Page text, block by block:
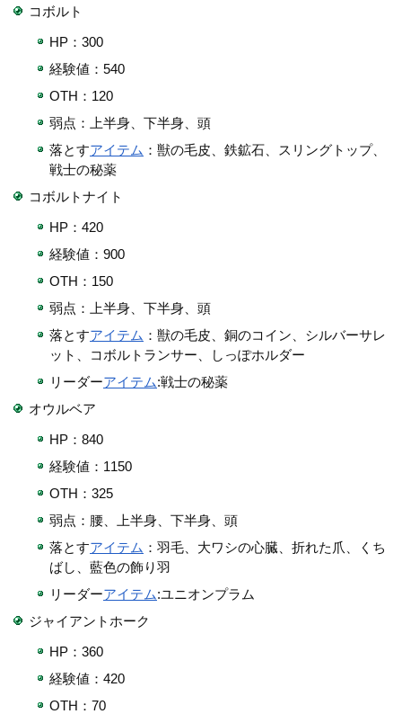
コボルト
HP：300
経験値：540
OTH：120
弱点：上半身、下半身、頭
落とすアイテム ：獣の毛皮、鉄鉱石、スリングトップ、
戦士の秘薬
コボルトナイト
HP：420
経験値：900
OTH：150
弱点：上半身、下半身、頭
落とすアイテム ：獣の毛皮、銅のコイン、シルバーサレ
ット、コボルトランサー、しっぽホルダー
リーダーアイテム:戦士の秘薬
オウルベア
HP：840
経験値：1150
OTH：325
弱点：腰、上半身、下半身、頭
落とすアイテム ：羽毛、大ワシの心臓、折れた爪、くち
ばし、藍色の飾り羽
リーダーアイテム:ユニオンプラム
ジャイアントホーク
HP：360
経験値：420
OTH：70